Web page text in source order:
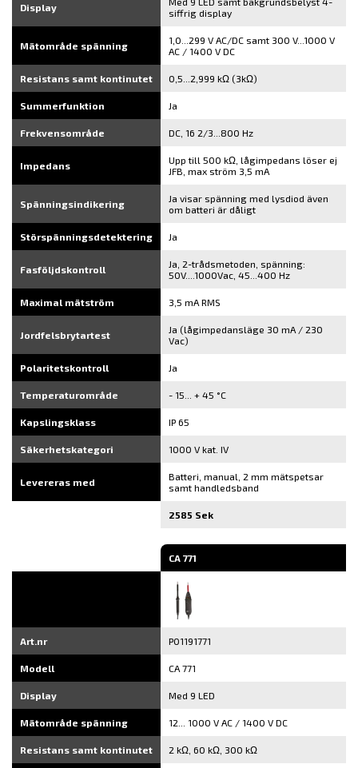
Display
siffrig display
Mätområde spänning
1,0...299 V AC/DC samt 300 V...1000 V
AC / 1400 V DC
Resistans samt kontinutet 0,5...2,999 kΩ (3kΩ)
Summerfunktion Ja
Frekvensområde DC, 16 2/3...800 Hz
Impedans
Upp till 500 kΩ, lågimpedans löser ej
JFB, max ström 3,5 mA
Spänningsindikering
Ja visar spänning med lysdiod även
om batteri är dåligt
Störspänningsdetektering Ja
Fasföljdskontroll
Ja, 2-trådsmetoden, spänning:
50V....1000Vac, 45...400 Hz
Maximal mätström 3,5 mA RMS
Jordfelsbrytartest
Ja (lågimpedansläge 30 mA / 230
Vac)
Polaritetskontroll Ja
Temperaturområde - 15... + 45 °C
Kapslingsklass IP 65
Säkerhetskategori 1000 V kat. IV
Levereras med
Batteri, manual, 2 mm mätspetsar
samt handledsband
2585 Sek
CA 771
Art.nr P01191771
Modell CA 771
Display Med 9 LED
Mätområde spänning 12... 1000 V AC / 1400 V DC
Resistans samt kontinutet 2 kΩ, 60 kΩ, 300 kΩ